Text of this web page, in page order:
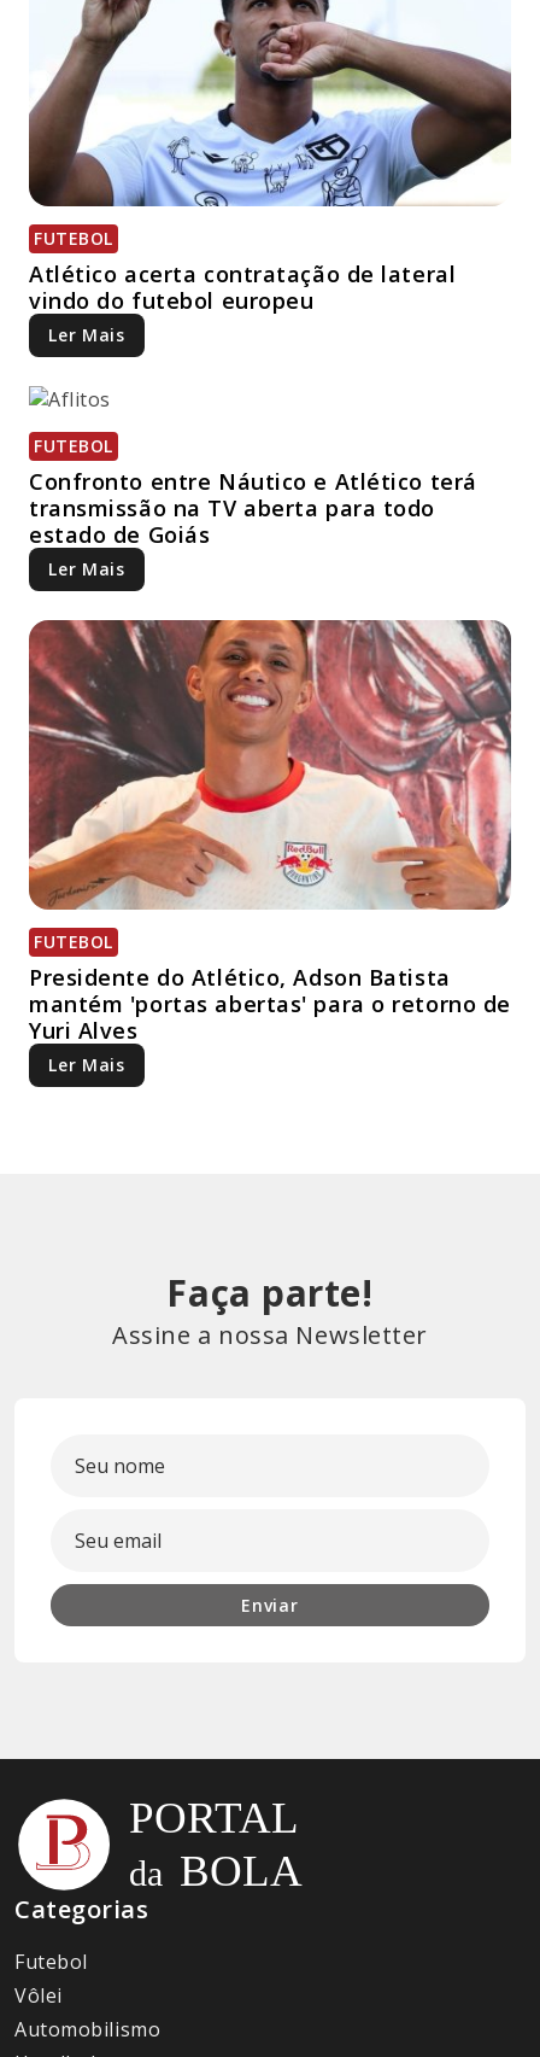
FUTEBOL
Atlético acerta contratação de lateral
vindo do futebol europeu
Ler Mais
FUTEBOL
Confronto entre Náutico e Atlético terá
transmissão na TV aberta para todo
estado de Goiás
Ler Mais
FUTEBOL
Presidente do Atlético, Adson Batista
mantém 'portas abertas' para o retorno de
Yuri Alves
Ler Mais
Faça parte!
Assine a nossa Newsletter
Enviar
Categorias
Futebol
Vôlei
Automobilismo